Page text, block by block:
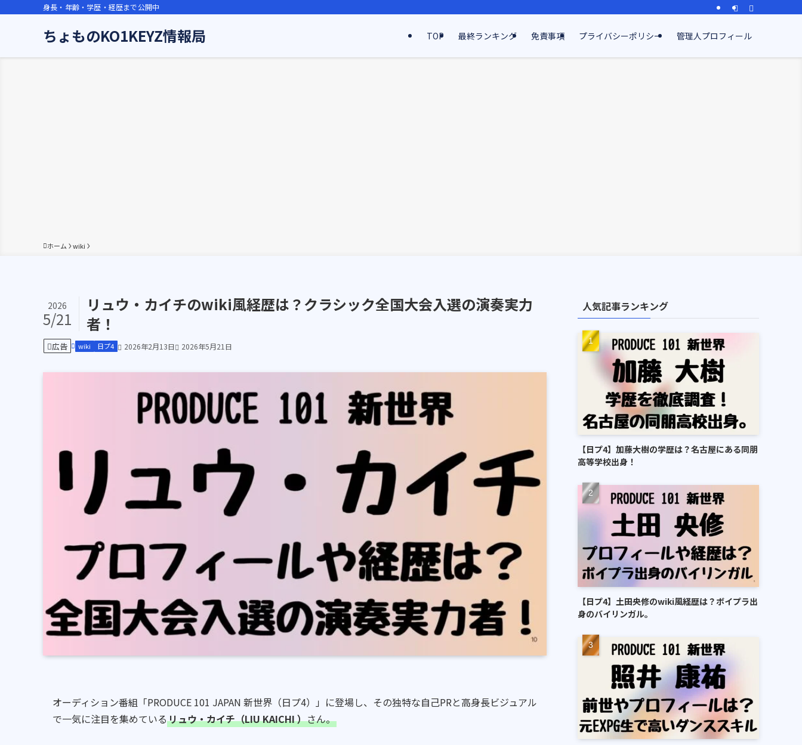
身長・年齢・学歴・経歴まで公開中
ちょものKO1KEYZ情報局 TOP 最終ランキング 免責事項 プライバシーポリシー 管理人プロフィール
ホーム wiki
リュウ・カイチのwiki風経歴は？クラシック全国大会入選の演奏実力
者！
2026
5/21
広告 wiki 日プ4 2026年2月13日 2026年5月21日
オーディション番組「PRODUCE 101 JAPAN 新世界（日プ4）」に登場し、その独特な自己PRと高身長ビジュアル
で一気に注目を集めているリュウ・カイチ（LIU KAICHI）さん。
人気記事ランキング
【日プ4】加藤大樹の学歴は？名古屋にある同朋
高等学校出身！
【日プ4】土田央修のwiki風経歴は？ボイプラ出
身のバイリンガル。